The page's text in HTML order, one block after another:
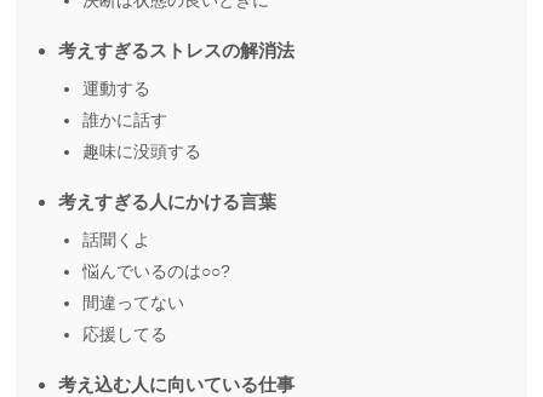
考えすぎるストレスの解消法
運動する
誰かに話す
趣味に没頭する
考えすぎる人にかける言葉
話聞くよ
悩んでいるのは○○?
間違ってない
応援してる
考え込む人に向いている仕事